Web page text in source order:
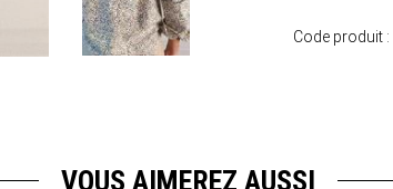
Code produit :
VOUS AIMEREZ AUSSI